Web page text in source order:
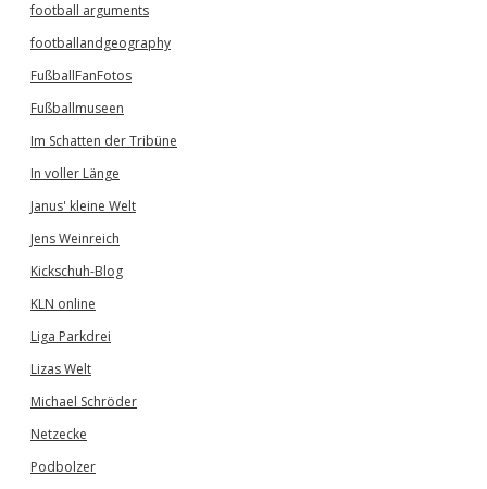
football arguments
footballandgeography
FußballFanFotos
Fußballmuseen
Im Schatten der Tribüne
In voller Länge
Janus' kleine Welt
Jens Weinreich
Kickschuh-Blog
KLN online
Liga Parkdrei
Lizas Welt
Michael Schröder
Netzecke
Podbolzer